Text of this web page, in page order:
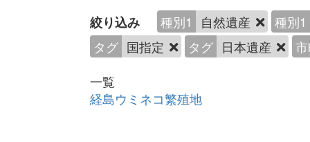
絞り込み 種別1 自然遺産
種別1
タグ 国指定 タグ 日本遺産
一覧
経島ウミネコ繁殖地